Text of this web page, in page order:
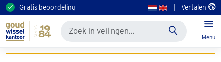
Gratis beoordeling Vertalen
Menu